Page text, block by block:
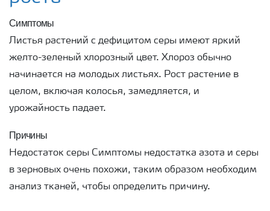
Симптомы
Листья растений с дефицитом серы имеют яркий
желто-зеленый хлорозный цвет. Хлороз обычно
начинается на молодых листьях. Рост растение в
целом, включая колосья, замедляется, и
урожайность падает.
Причины
Недостаток серы Симптомы недостатка азота и серы
в зерновых очень похожи, таким образом необходим
анализ тканей, чтобы определить причину.